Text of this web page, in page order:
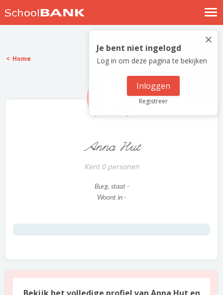
Nostalgische verhalen
Log in
Meld je gratis aan
×
Je bent niet ingelogd
Log in om deze pagina te bekijken
Inloggen
Registreer
Home
Anna Hut
Kent 0 personen
Burg. staat -
Woont in -